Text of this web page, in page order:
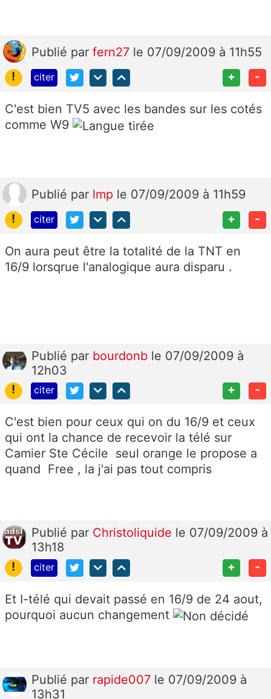
Publié par fern27 le 07/09/2009 à 11h55
!
citer + -
C'est bien TV5 avec les bandes sur les cotés
comme W9
Publié par lmp le 07/09/2009 à 11h59
!
citer + -
On aura peut être la totalité de la TNT en
16/9 lorsqrue l'analogique aura disparu .
Publié par bourdonb le 07/09/2009 à
12h03
!
citer + -
C'est bien pour ceux qui on du 16/9 et ceux
qui ont la chance de recevoir la télé sur
Camier Ste Cécile seul orange le propose a
quand Free , la j'ai pas tout compris
Publié par Christoliquide le 07/09/2009 à
13h18
!
citer + -
Et I-télé qui devait passé en 16/9 de 24 aout,
pourquoi aucun changement
Publié par rapide007 le 07/09/2009 à
13h31